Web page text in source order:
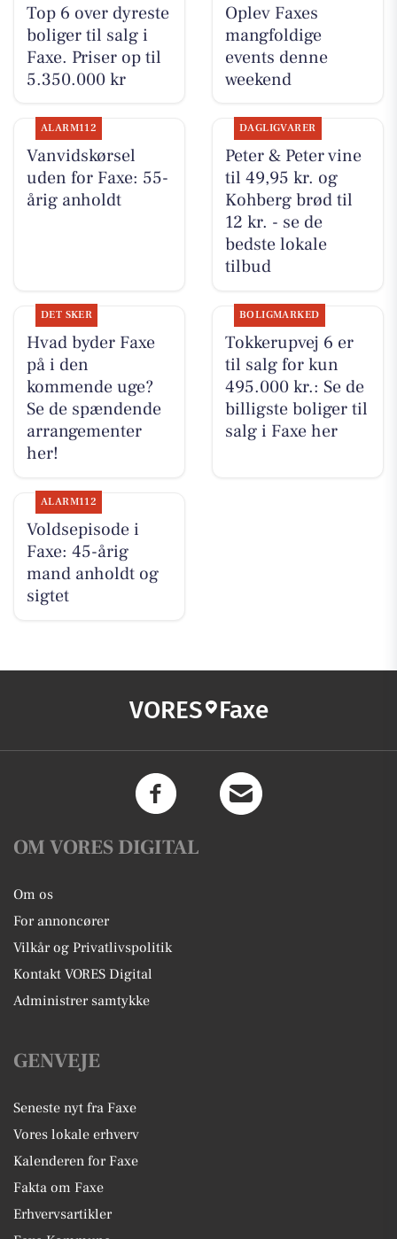
Top 6 over dyreste
boliger til salg i
Faxe. Priser op til
5.350.000 kr
Oplev Faxes
mangfoldige
events denne
weekend
ALARM112
Vanvidskørsel
uden for Faxe: 55-
årig anholdt
DAGLIGVARER
Peter & Peter vine
til 49,95 kr. og
Kohberg brød til
12 kr. - se de
bedste lokale
tilbud
DET SKER
Hvad byder Faxe
på i den
kommende uge?
Se de spændende
arrangementer
her!
BOLIGMARKED
Tokkerupvej 6 er
til salg for kun
495.000 kr.: Se de
billigste boliger til
salg i Faxe her
ALARM112
Voldsepisode i
Faxe: 45-årig
mand anholdt og
sigtet
VORES Faxe
OM VORES DIGITAL
Om os
For annoncører
Vilkår og Privatlivspolitik
Kontakt VORES Digital
Administrer samtykke
GENVEJE
Seneste nyt fra Faxe
Vores lokale erhverv
Kalenderen for Faxe
Fakta om Faxe
Erhvervsartikler